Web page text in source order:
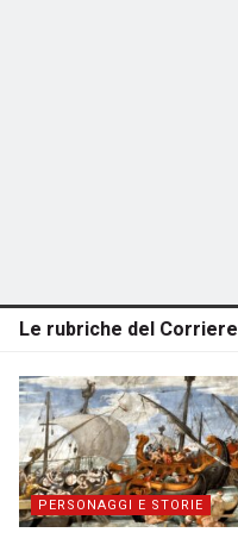
Le rubriche del Corriere
PERSONAGGI E STORIE